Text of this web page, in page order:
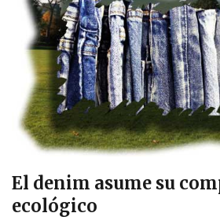
El denim asume su
ecológico